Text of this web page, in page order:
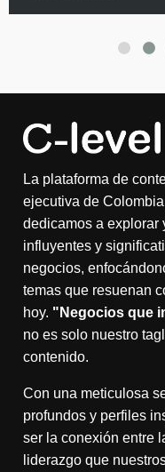
La plataforma de
ejecutiva de
dedicamos a explorar
influyentes y
negocios,
temas que resuenan
hoy. "Negocios que
no es solo nuestro
contenido.
Con una meticulosa
profundos y perfiles
ser la conexión entre
liderazgo que